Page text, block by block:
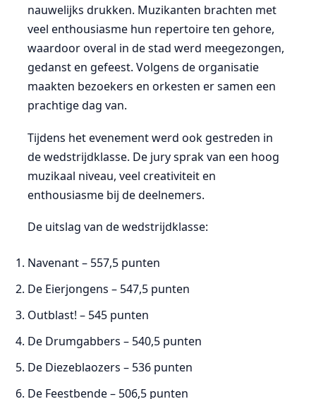
nauwelijks drukken. Muzikanten brachten met
veel enthousiasme hun repertoire ten gehore,
waardoor overal in de stad werd meegezongen,
gedanst en gefeest. Volgens de organisatie
maakten bezoekers en orkesten er samen een
prachtige dag van.
Tijdens het evenement werd ook gestreden in
de wedstrijdklasse. De jury sprak van een hoog
muzikaal niveau, veel creativiteit en
enthousiasme bij de deelnemers.
De uitslag van de wedstrijdklasse:
Navenant– 557,5 punten
De Eierjongens – 547,5 punten
Outblast! – 545 punten
De Drumgabbers – 540,5 punten
De Diezeblaozers – 536 punten
De Feestbende– 506,5 punten